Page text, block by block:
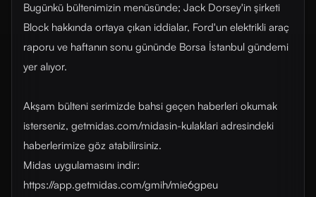
Bugünkü bültenimizin menüsünde; Jack Dorsey'in şirketi
Block hakkında ortaya çıkan iddialar, Ford'un elektrikli araç
raporu ve haftanın sonu gününde Borsa İstanbul gündemi
yer alıyor.
Akşam bülteni serimizde bahsi geçen haberleri okumak
isterseniz, getmidas.com/midasin-kulaklari adresindeki
haberlerimize göz atabilirsiniz.
Midas uygulamasını indir:
https://app.getmidas.com/gmih/mie6gpeu